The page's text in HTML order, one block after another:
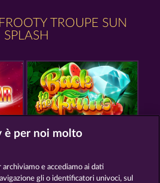
TROUPE SUN
SPLASH
BACK TO THE FRUITS
è per noi molto
archiviamo e accediamo ai dati
gli o identificatori univoci, sul